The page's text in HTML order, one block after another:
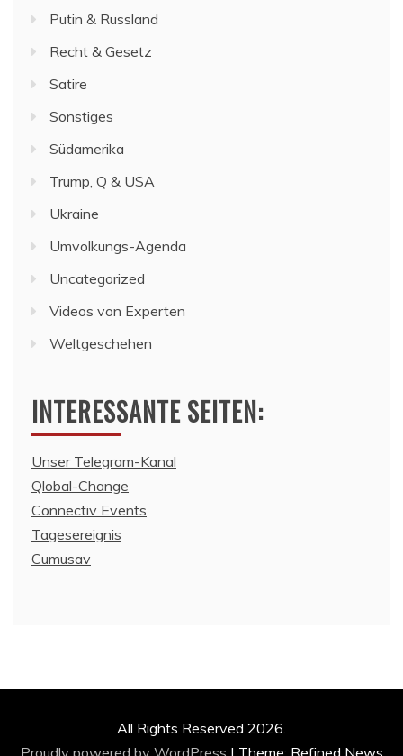
Putin & Russland
Recht & Gesetz
Satire
Sonstiges
Südamerika
Trump, Q & USA
Ukraine
Umvolkungs-Agenda
Uncategorized
Videos von Experten
Weltgeschehen
INTERESSANTE SEITEN:
Unser Telegram-Kanal
Qlobal-Change
Connectiv Events
Tagesereignis
Cumusav
All Rights Reserved 2026.
Proudly powered by WordPress | Theme: Refined News